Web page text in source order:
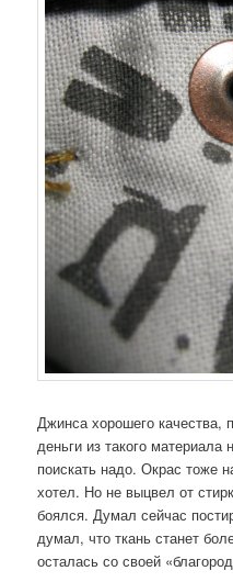
Джинса хорошего качества,
деньги из такого
поискать надо. Окрас тоже
хотел. Но не выцвел от
боялся. Думал сейчас
думал, что ткань станет
осталась со своей